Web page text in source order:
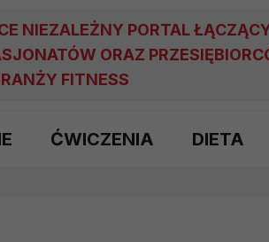
NIEZALEŻNY PORTAL
ORAZ
FITNESS
ĆWICZENIA DIETA